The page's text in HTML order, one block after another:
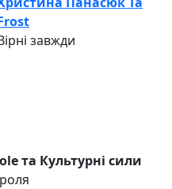
завжди
та Культурні сили